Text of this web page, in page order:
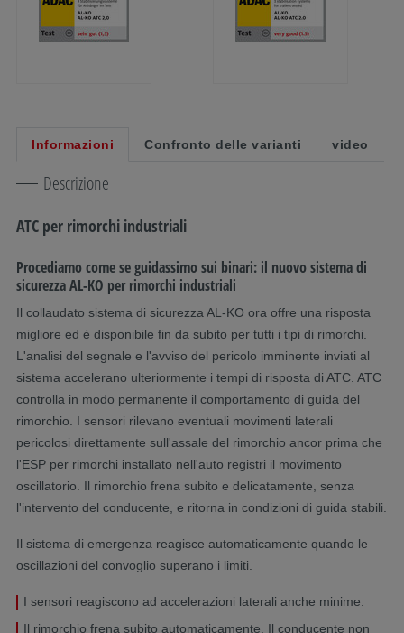
Informazioni Confronto delle varianti video
Descrizione
ATC per rimorchi industriali
Procediamo come se guidassimo sui binari: il nuovo sistema di
sicurezza AL-KO per rimorchi industriali
Il collaudato sistema di sicurezza AL-KO ora offre una risposta
migliore ed è disponibile fin da subito per tutti i tipi di rimorchi.
L'analisi del segnale e l'avviso del pericolo imminente inviati al
sistema accelerano ulteriormente i tempi di risposta di ATC. ATC
controlla in modo permanente il comportamento di guida del
rimorchio. I sensori rilevano eventuali movimenti laterali
pericolosi direttamente sull'assale del rimorchio ancor prima che
l'ESP per rimorchi installato nell'auto registri il movimento
oscillatorio. Il rimorchio frena subito e delicatamente, senza
l'intervento del conducente, e ritorna in condizioni di guida stabili.
Il sistema di emergenza reagisce automaticamente quando le
oscillazioni del convoglio superano i limiti.
I sensori reagiscono ad accelerazioni laterali anche minime.
Il rimorchio frena subito automaticamente. Il conducente non